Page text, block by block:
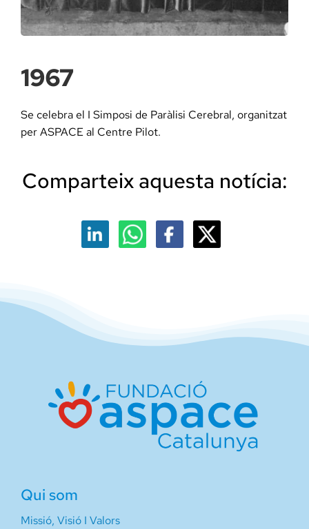
Àmbit
1967
Se celebra el I Simposi de Paràlisi Cerebral, organitzat
per ASPACE al Centre Pilot.
Comparteix aquesta notícia:
Qui som
Missió, Visió I Valors